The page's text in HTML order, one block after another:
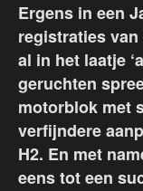
Ergens in een
registraties van
al in het laatje
geruchten
motorblok met
verfijndere
H2. En met
eens tot een